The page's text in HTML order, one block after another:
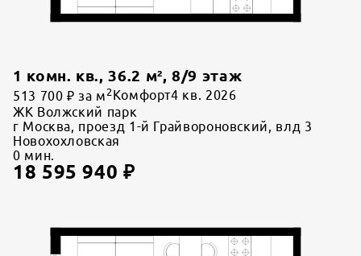
1 комн. кв., 36.2 м²,8/9 этаж
513 700 ₽ за м 2 Комфорт4 кв. 2026
ЖК Волжский парк
г Москва, проезд 1-й Грайвороновский, влд 3
Новохохловская
0 мин.
18 595 940 ₽